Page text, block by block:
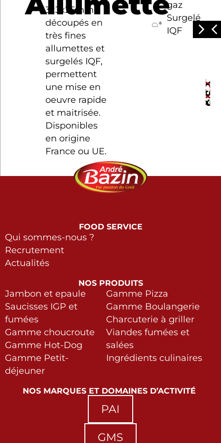
3x3x25mm,
découpés en
très fines
allumettes et
surgelés IQF,
permettent
une mise en
oeuvre rapide
et maitrisée.
Disponibles
en origine
France ou UE.
gaz
Surgelé
IQF
Le
XL
FOOD SERVICE
Qui sommes-nous ?
Recrutement
Actualités
NOS PRODUITS
Jambon et epaule
Saucisses IGP et
fumées
Gamme choucroute
Gamme Hot-Dog
Gamme Petit-
déjeuner
Gamme Pizza
Gamme Boulangerie
Charcuterie à griller
Viandes fumées et
salées
Ingrédients culinaires
NOS MARQUES ET DOMAINES D’ACTIVITÉ
PAI
GMS